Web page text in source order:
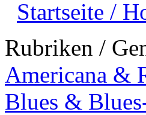
Startseite /
Rubriken /
Americana &
Blues &